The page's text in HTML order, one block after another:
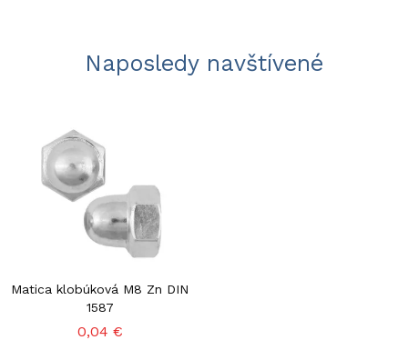
Naposledy navštívené
Matica klobúková M8 Zn DIN
1587
0,04 €